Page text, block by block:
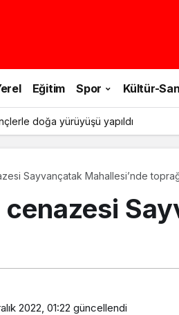
Eğitim Spor Kültür-
doğa yürüyüşü yapıldı
Sayvançatak Mahallesi’nde
cenazesi
2022, 01:22 güncellendi